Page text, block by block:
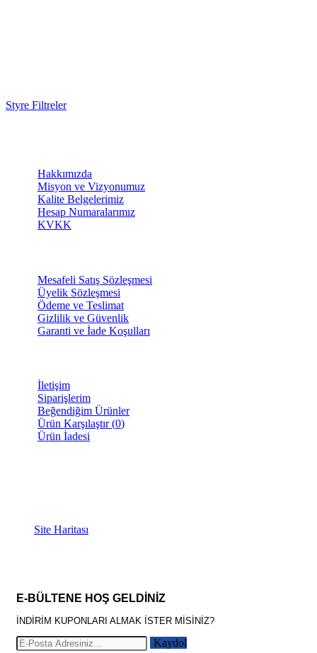
Styre Filtreler
Hakkımızda
Misyon ve Vizyonumuz
Kalite Belgelerimiz
Hesap Numaralarımız
KVKK
Mesafeli Satış Sözleşmesi
Üyelik Sözleşmesi
Ödeme ve Teslimat
Gizlilik ve Güvenlik
Garanti ve İade Koşulları
İletişim
Siparişlerim
Beğendiğim Ürünler
Ürün Karşılaştır (0)
Ürün İadesi
Site Haritası
E-BÜLTENE HOŞ GELDİNİZ
İNDİRİM KUPONLARI ALMAK İSTER MİSİNİZ?
Kaydol